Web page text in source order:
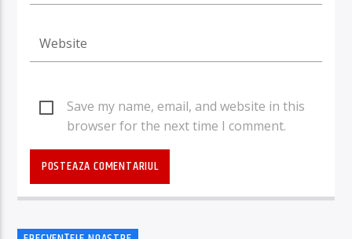
Save my name, email, and website in this
browser for the next time I comment.